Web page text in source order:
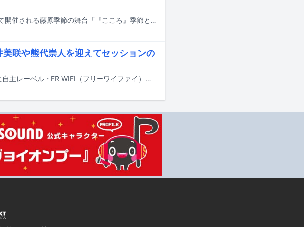
3月17日から22日まで東京・新宿シアタートップスにて開催される藤原季節の舞台「『こころ』季節と朗読 by ライブナタリー」に荒谷翔大、高井息吹、浮が出演する。
咲や熊代崇人を迎えてセッションの
Skaaiのニューシングル「FR WIFI」が本日10月29日に自主レーベル・FR WIFI（フリーワイファイ）から配信リリースされた。